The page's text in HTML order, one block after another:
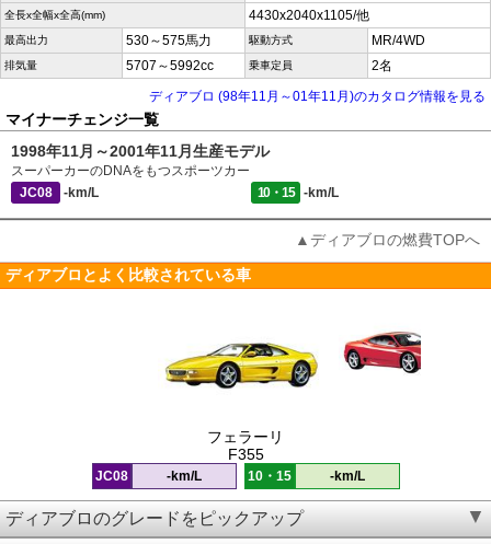
全長x全幅x全高(mm) 4430x2040x1105/他
最高出力 530～575馬力 駆動方式 MR/4WD
排気量 5707～5992cc 乗車定員
2名
ディアブロ (98年11月～01年11月)のカタログ情報を見る
マイナーチェンジ一覧
1998年11月～2001年11月生産モデル
スーパーカーのDNAをもつスポーツカー
JC08
-km/L 10・15 -km/L
▲ディアブロの燃費TOPへ
ディアブロとよく比較されている車
フェラーリ
F355
JC08 -km/L 10・15 -km/L
ディアブロのグレードをピックアップ